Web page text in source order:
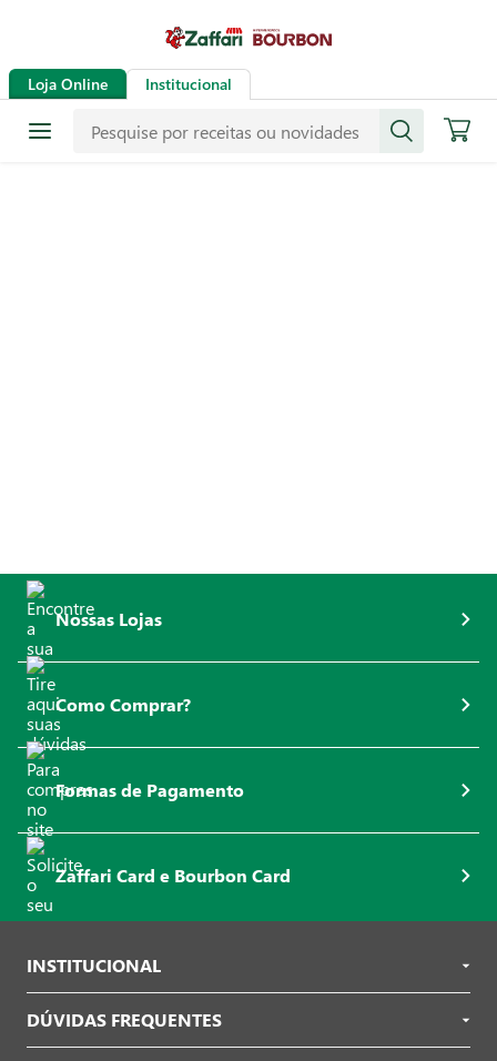
Loja Online Institucional
Nossas Lojas
Como Comprar?
Formas de Pagamento
Zaffari Card e Bourbon Card
INSTITUCIONAL
DÚVIDAS FREQUENTES